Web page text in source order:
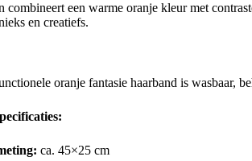
combineert een warme oranje kleur met
en creatiefs.
oranje fantasie haarband is wasbaar,
ca. 45×25 cm